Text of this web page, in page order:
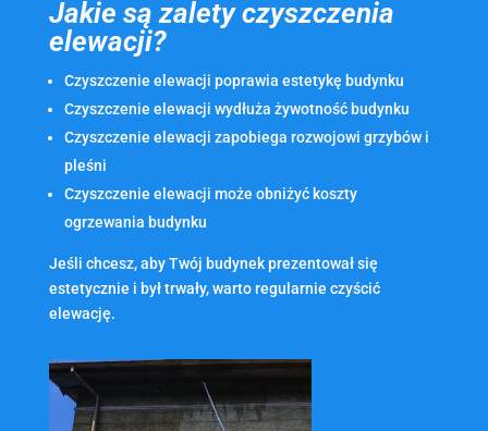
Jakie są zalety czyszczenia
elewacji?
Czyszczenie elewacji poprawia estetykę budynku
Czyszczenie elewacji wydłuża żywotność budynku
Czyszczenie elewacji zapobiega rozwojowi grzybów i
pleśni
Czyszczenie elewacji może obniżyć koszty
ogrzewania budynku
Jeśli chcesz, aby Twój budynek prezentował się
estetycznie i był trwały, warto regularnie czyścić
elewację.